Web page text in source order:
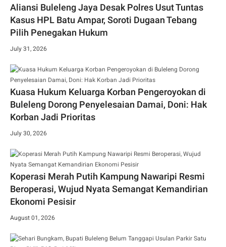
Aliansi Buleleng Jaya Desak Polres Usut Tuntas
Kasus HPL Batu Ampar, Soroti Dugaan Tebang
Pilih Penegakan Hukum
July 31, 2026
Kuasa Hukum Keluarga Korban Pengeroyokan di
Buleleng Dorong Penyelesaian Damai, Doni: Hak
Korban Jadi Prioritas
July 30, 2026
Koperasi Merah Putih Kampung Nawaripi Resmi
Beroperasi, Wujud Nyata Semangat Kemandirian
Ekonomi Pesisir
August 01, 2026